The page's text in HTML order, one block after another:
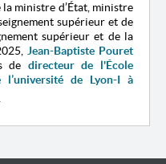
ministre d’État, ministre
supérieur et de
supérieur et de la
Jean-Baptiste Pouret
de directeur de l'École
l’université de Lyon-I à